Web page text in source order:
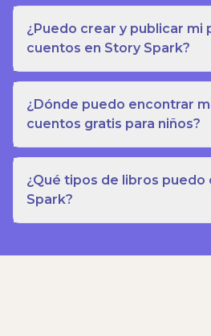
¿Puedo crear y publicar mi
cuentos en Story Spark?
¿Dónde puedo encontrar
cuentos gratis para niños?
¿Qué tipos de libros puedo
Spark?